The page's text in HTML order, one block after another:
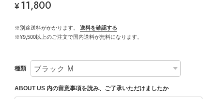
¥11,800
※別途送料がかかります。
送料を確認する
※¥9,500以上のご注文で国内送料が無料になります。
種類
ABOUT US 内の留意事項を読み、ご了承いただけましたか